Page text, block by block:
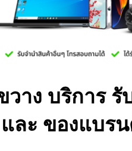
วาง บริการ
ละ ของแบรน